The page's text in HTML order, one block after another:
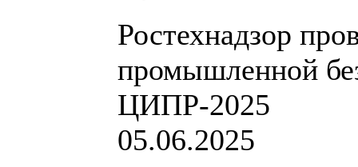
Ростехнадзор
промышленной
ЦИПР-2025
05.06.2025